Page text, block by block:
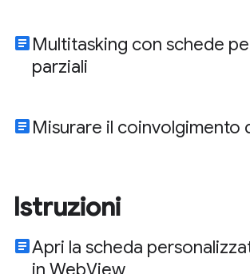
article Multitasking con schede
parziali
article Misurare il coinvolgimento
Istruzioni
articleApri la scheda
in WebView